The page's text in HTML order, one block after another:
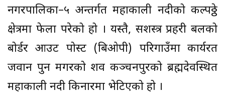
नगरपालिका–५ अन्तर्गत महाकाली नदीको कल्पठ्ठे
क्षेत्रमा फेला परेको हो । यस्तै, सशस्त्र प्रहरी बलको
बोर्डर आउट पोस्ट (बिओपी) परिगाउँमा कार्यरत
जवान पुन मगरको शव कञ्चनपुरको ब्रह्मदेवस्थित
महाकाली नदी किनारमा भेटिएको हो ।